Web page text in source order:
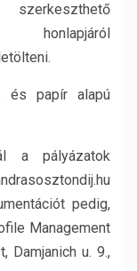
szerkeszthető
és papír alapú
a pályázatok
pedig,
Management
Damjanich u. 9.,